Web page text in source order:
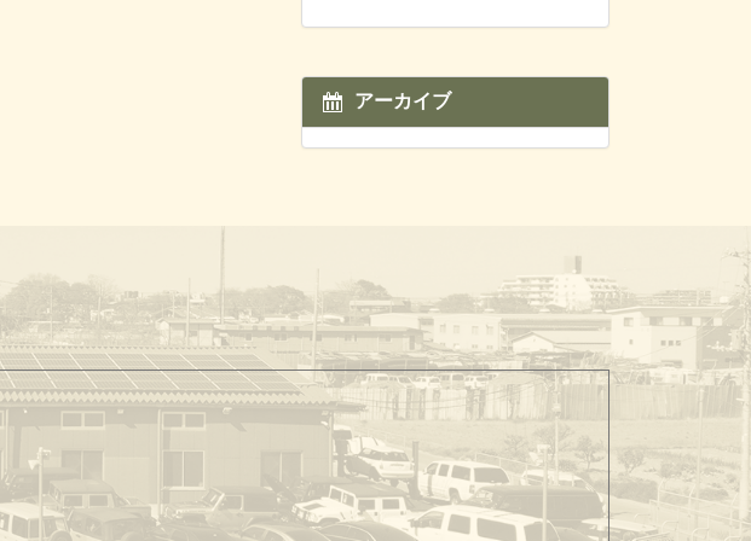
アーカイブ